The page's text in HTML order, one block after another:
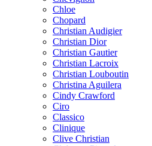
Chloe
Chopard
Christian Audigier
Christian Dior
Christian Gautier
Christian Lacroix
Christian Louboutin
Christina Aguilera
Cindy Crawford
Ciro
Classico
Clinique
Clive Christian